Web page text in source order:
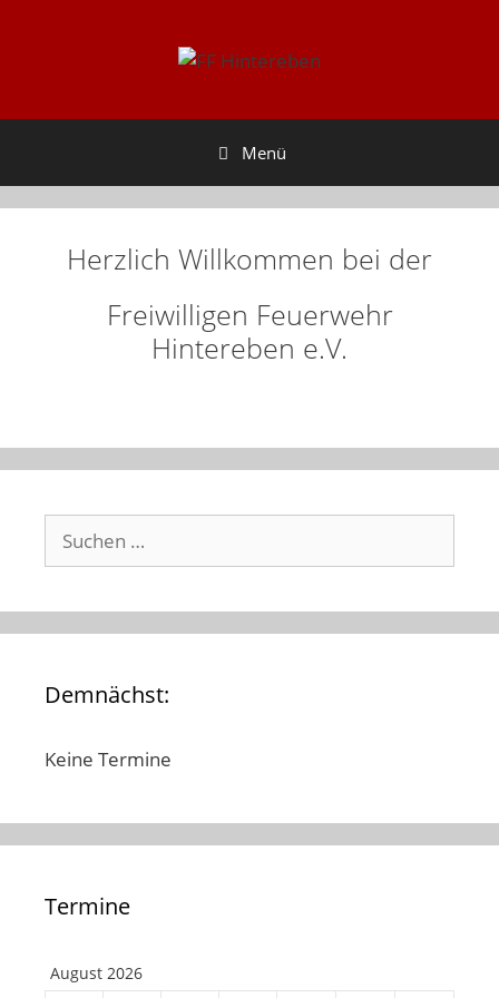
Menü
Herzlich Willkommen bei der
Freiwilligen Feuerwehr
Hintereben e.V.
Suchen
nach:
Demnächst:
Keine Termine
Termine
August 2026